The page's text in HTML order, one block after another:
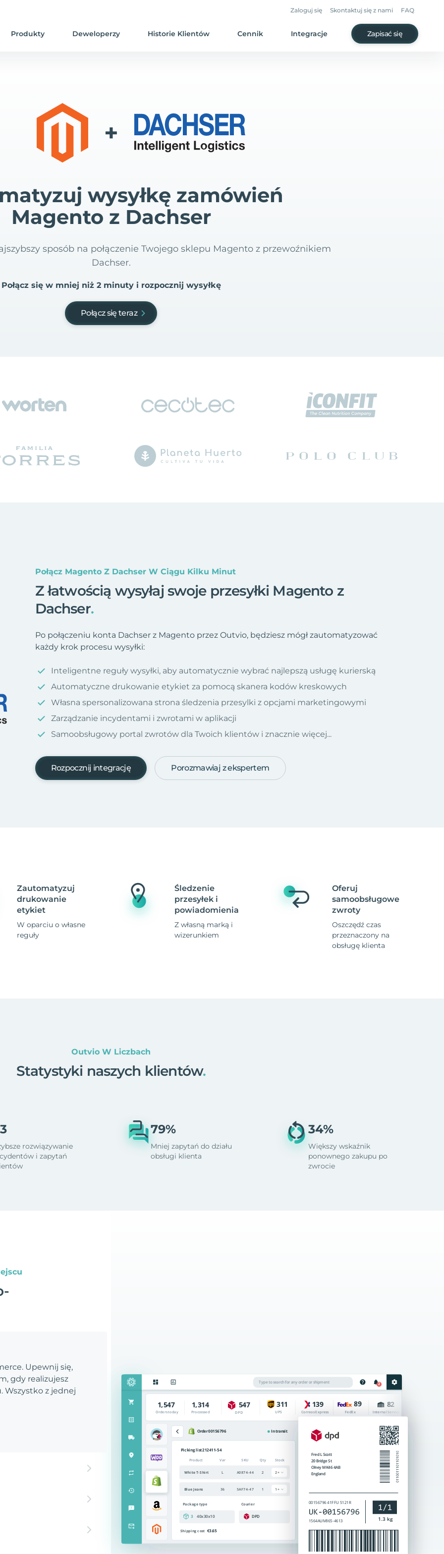
Zaloguj się Skontaktuj się z nami FAQ
Produkty Deweloperzy Historie Klientów Cennik Integracje Zapisać się
+
wysyłkę zamówień
Magento z Dachser
sposób na połączenie Twojego sklepu Magento z przewoźnikiem
Dachser.
Połącz się w mniej niż 2 minuty i rozpocznij wysyłkę
Połącz się teraz
Połącz Magento Z Dachser W Ciągu Kilku Minut
Z łatwością wysyłaj swoje przesyłki Magento z
Dachser.
Po połączeniu konta Dachser z Magento przez Outvio, będziesz mógł zautomatyzować
każdy krok procesu wysyłki:
Inteligentne reguły wysyłki, aby automatycznie wybrać najlepszą usługę kurierską
Automatyczne drukowanie etykiet za pomocą skanera kodów kreskowych
Własna spersonalizowana strona śledzenia przesylki z opcjami marketingowymi
Zarządzanie incydentami i zwrotami w aplikacji
Samoobsługowy portal zwrotów dla Twoich klientów i znacznie więcej...
Rozpocznij integrację Porozmawiaj z ekspertem
Zautomatyzuj
drukowanie
etykiet
W oparciu o własne
reguły
Śledzenie
przesyłek i
powiadomienia
Z własną marką i
wizerunkiem
Oferuj
samoobsługowe
zwroty
Oszczędź czas
przeznaczony na
obsługę klienta
Outvio W Liczbach
Statystyki naszych klientów.
rozwiązywanie
i zapytań
79%
Mniej zapytań do działu
obsługi klienta
34%
Większy wskaźnik
ponownego zakupu po
zwrocie
Upewnij się,
gdy realizujesz
Wszystko z jednej